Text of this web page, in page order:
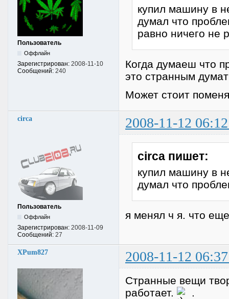
Пользователь
Оффлайн
Зарегистрирован: 2008-11-10
Сообщений: 240
купил машину в
думал что
равно ничего не
Когда думаеш что
это странным
Может стоит
circa 2008-11-12
Пользователь
Оффлайн
Зарегистрирован: 2008-11-09
Сообщений: 27
circa пишет:
купил машину в
думал что
я менял ч я. что
XPum827 2008-11-12
Странные вещи
работает.
.